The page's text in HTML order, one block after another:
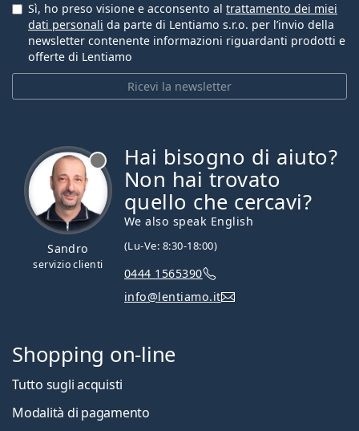
Ricevi la newsletter
Sì, ho preso visione e acconsento al trattamento dei miei
dati personali da parte di Lentiamo s.r.o. per l’invio della
newsletter contenente informazioni riguardanti prodotti e
offerte di Lentiamo
Sandro
servizio clienti
Hai bisogno di aiuto?
Non hai trovato
quello che cercavi?
We also speak English
(Lu-Ve: 8:30-18:00)
0444 1565390
info@lentiamo.it
Shopping on-line
Tutto sugli acquisti
Modalità di pagamento